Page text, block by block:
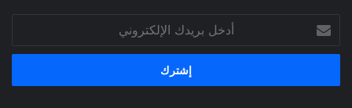
بريدك
الإلكتروني